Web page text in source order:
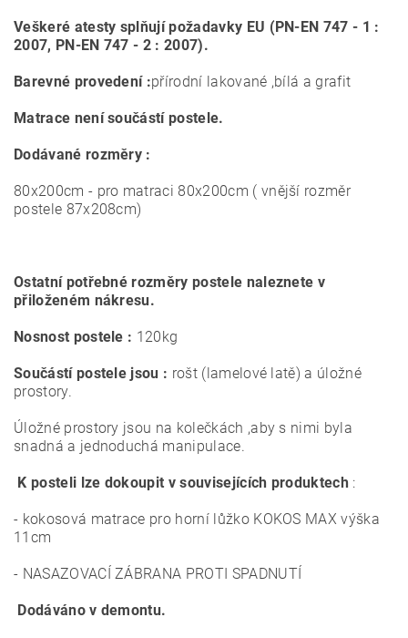
Veškeré atesty splňují požadavky EU (PN-EN 747 - 1 :
2007, PN-EN 747 - 2 : 2007).
Barevné provedení :přírodní lakované ,bílá a grafit
Matrace není součástí postele.
Dodávané rozměry :
80x200cm - pro matraci 80x200cm ( vnější rozměr
postele 87x208cm)
Ostatní potřebné rozměry postele naleznete v
přiloženém nákresu.
Nosnost postele : 120kg
Součástí postele jsou : rošt (lamelové latě) a úložné
prostory.
Úložné prostory jsou na kolečkách ,aby s nimi byla
snadná a jednoduchá manipulace.
K posteli lze dokoupit v souvisejících produktech :
- kokosová matrace pro horní lůžko KOKOS MAX výška
11cm
- NASAZOVACÍ ZÁBRANA PROTI SPADNUTÍ
Dodáváno v demontu.